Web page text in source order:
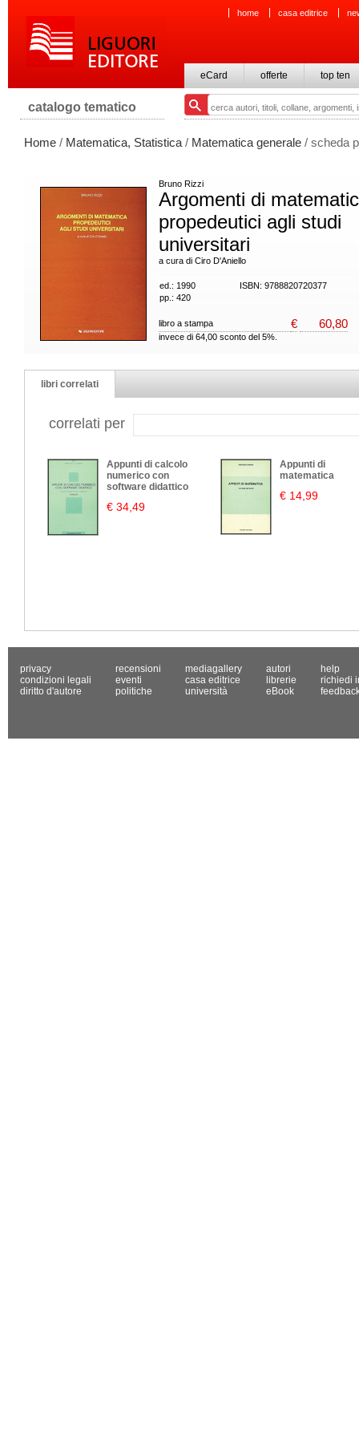
home casa editrice
eCard offerte top ten
catalogo tematico
Home / Matematica, Statistica / Matematica generale / scheda
Bruno Rizzi
Argomenti di
propedeutici agli studi
universitari
a cura di Ciro D'Aniello
ed.: 1990
ISBN: 9788820720377
pp.: 420
libro a stampa € 60,80
invece di 64,00 sconto del 5%.
libri correlati
correlati per
Appunti di calcolo
numerico con
software didattico
€ 34,49
Appunti di
matematica
€ 14,99
privacy
condizioni legali
diritto d'autore
recensioni
eventi
politiche
mediagallery
casa editrice
università
autori
librerie
eBook
help
richiedi